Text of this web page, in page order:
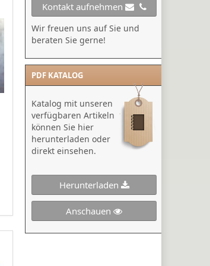
Kontakt aufnehmen
Wir freuen uns auf Sie und
beraten Sie gerne!
PDF KATALOG
Katalog mit unseren
verfügbaren Artikeln
können Sie hier
herunterladen oder
direkt einsehen.
Herunterladen
Anschauen